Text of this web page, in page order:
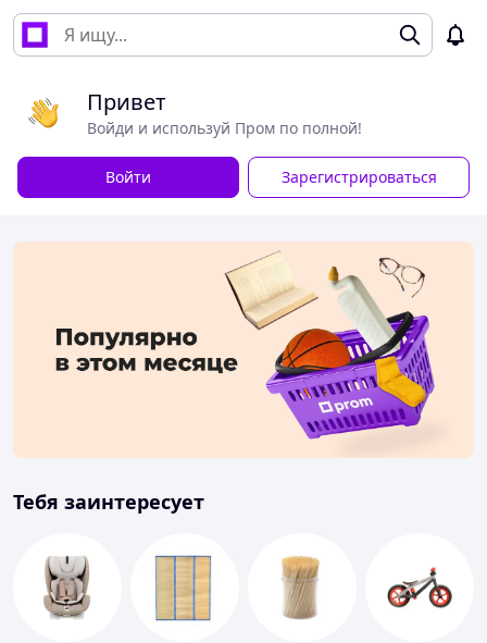
Привет
Войди и используй Пром по полной!
Войти Зарегистрироваться
Тебя заинтересует